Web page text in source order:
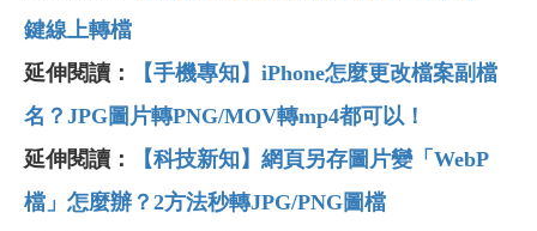
鍵線上轉檔
延伸閱讀：
【手機專知】iPhone怎麼更改檔案副檔
名？JPG圖片轉PNG/MOV轉mp4都可以！
延伸閱讀：
【科技新知】網頁另存圖片變「WebP
檔」怎麼辦？2方法秒轉JPG/PNG圖檔